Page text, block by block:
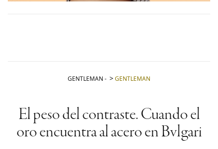
GENTLEMAN - GENTLEMAN
El peso del contraste. Cuando el
oro encuentra al acero en Bvlgari